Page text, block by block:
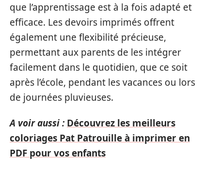
que l’apprentissage est à la fois adapté et
efficace. Les devoirs imprimés offrent
également une flexibilité précieuse,
permettant aux parents de les intégrer
facilement dans le quotidien, que ce soit
après l’école, pendant les vacances ou lors
de journées pluvieuses.
A voir aussi : Découvrez les meilleurs
coloriages Pat Patrouille à imprimer en
PDF pour vos enfants